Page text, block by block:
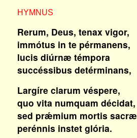
HYMNUS
Rerum, Deus, tenax vigor,
immótus in te pérmanens,
lucis diúrnæ témpora
succéssibus detérminans,
Largíre clarum véspere,
quo vita numquam décidat,
sed prǽmium mortis sacræ
perénnis instet glória.